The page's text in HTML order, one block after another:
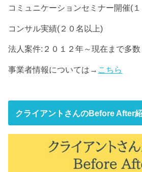
コミュニケーションセミナー開催(
コンサル実績(２０名以上)
法人案件:２０１２年～現在まで多数
事業者情報については→ こちら
クライアントさんのBefore After